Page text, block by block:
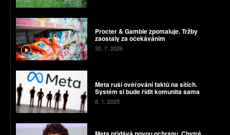
Procter & Gamble zpomaluje. Tržby
zaostaly za očekáváním
30. 7. 2026
Meta ruší ověřování faktů na sítích.
Systém si bude řídit komunita sama
8. 1. 2025